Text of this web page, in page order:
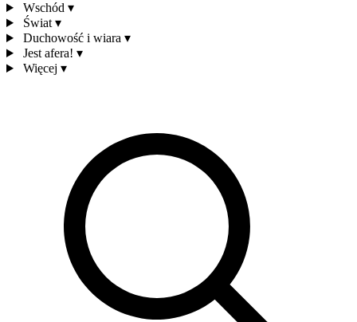
Wschód ▾
Świat ▾
Duchowość i wiara ▾
Jest afera! ▾
Więcej ▾